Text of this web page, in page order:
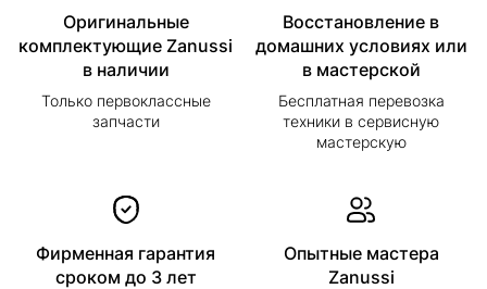
Оригинальные
комплектующие Zanussi
в наличии
Только первоклассные
запчасти
Восстановление в
домашних условиях или
в мастерской
Бесплатная перевозка
техники в сервисную
мастерскую
Фирменная гарантия
сроком до 3 лет
Опытные мастера
Zanussi